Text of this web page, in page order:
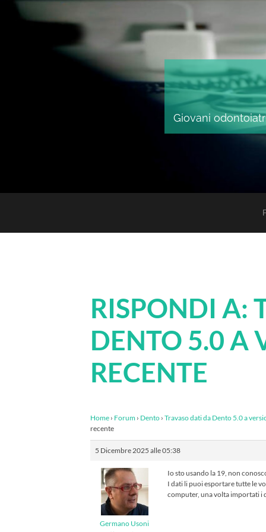
Giovani
RISPONDI A:
DENTO 5.0 A
RECENTE
Home › Forum › Dento › Travaso dati da Dento 5.0 a
recente
5 Dicembre 2025 alle 05:38
Germano Usoni
Io sto usando la 19, non
I dati li puoi esportare tutte le
computer, una volta importati i